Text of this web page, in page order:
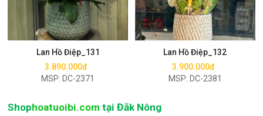
Lan Hồ Điệp_131
3.890.000đ
MSP: DC-2371
Mua ngay
Lan Hồ Điệp_132
3.900.000đ
MSP: DC-2381
Mua ngay
Shophoatuoibi.com tại Đăk Nông